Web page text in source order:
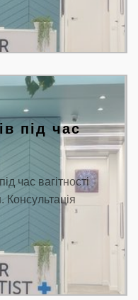
під час
час вагітності
Консультація